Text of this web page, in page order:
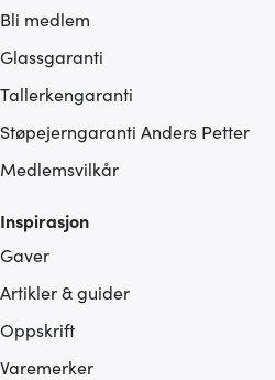
Bli medlem
Glassgaranti
Tallerkengaranti
Støpejerngaranti Anders Petter
Medlemsvilkår
Inspirasjon
Gaver
Artikler & guider
Oppskrift
Varemerker